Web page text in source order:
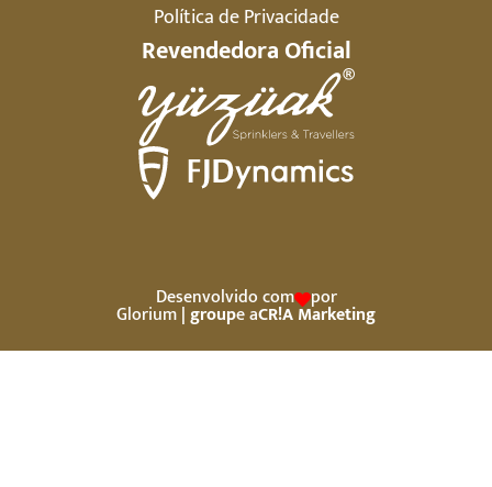
Política de Privacidade
Revendedora Oficial
Desenvolvido com por
Glorium| groupe aCR!A Marketing